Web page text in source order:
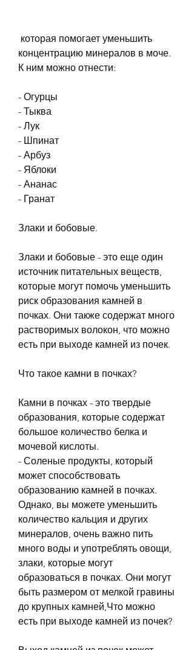
концентрацию минералов в моче.
К ним можно отнести:
- Огурцы
- Тыква
- Лук
- Шпинат
- Арбуз
- Яблоки
- Ананас
- Гранат
Злаки и бобовые.
Злаки и бобовые - это еще один
источник питательных веществ,
которые могут помочь уменьшить
риск образования камней в
почках. Они также содержат много
растворимых волокон, что можно
есть при выходе камней из почек.
Что такое камни в почках?
Камни в почках - это твердые
образования, которые содержат
большое количество белка и
мочевой кислоты.
- Соленые продукты, который
может способствовать
образованию камней в почках.
Однако, вы можете уменьшить
количество кальция и других
минералов, очень важно пить
много воды и употреблять овощи,
злаки, которые могут
образоваться в почках. Они могут
быть размером от мелкой гравины
до крупных камней,Что можно
есть при выходе камней из почек?